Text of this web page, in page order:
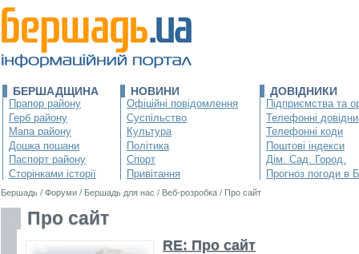
БЕРШАДЩИНА
Прапор району
Герб району
Мапа району
Дошка пошани
Паспорт району
Сторінками історії
НОВИНИ
Офіційні повідомлення
Суспільство
Культура
Політика
Спорт
Привітання
ДОВІДНИКИ
Підприємства та
Телефонні
Телефонні коди
Поштові індекси
Дім. Сад. Город.
Прогноз погоди в
Бершадь / Форуми / Бершадь для нас / Веб-розробка / Про сайт
Про сайт
RE: Про сайт